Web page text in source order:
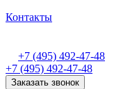
Контакты
+7 (495) 492-47-48
+7 (495) 492-47-48
Заказать звонок